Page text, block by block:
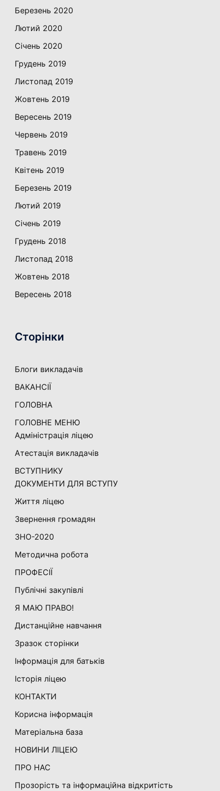
Березень 2020
Лютий 2020
Січень 2020
Грудень 2019
Листопад 2019
Жовтень 2019
Вересень 2019
Червень 2019
Травень 2019
Квітень 2019
Березень 2019
Лютий 2019
Січень 2019
Грудень 2018
Листопад 2018
Жовтень 2018
Вересень 2018
Сторінки
Блоги викладачів
ВАКАНСІЇ
ГОЛОВНА
ГОЛОВНЕ МЕНЮ
Адміністрація ліцею
Атестація викладачів
ВСТУПНИКУ
ДОКУМЕНТИ ДЛЯ ВСТУПУ
Життя ліцею
Звернення громадян
ЗНО-2020
Методична робота
ПРОФЕСІЇ
Публічні закупівлі
Я МАЮ ПРАВО!
Дистанційне навчання
Зразок сторінки
Інформація для батьків
Історія ліцею
КОНТАКТИ
Корисна інформація
Матеріальна база
НОВИНИ ЛІЦЕЮ
ПРО НАС
Прозорість та інформаційна відкритість